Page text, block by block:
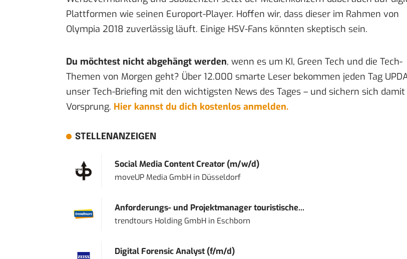
Plattformen wie seinen Europort-Player. Hoffen wir, dass dieser im Rahmen von
Olympia 2018 zuverlässig läuft. Einige HSV-Fans könnten skeptisch sein.
Du möchtest nicht abgehängt werden, wenn es um KI, Green Tech und die Tech-
Themen von Morgen geht? Über 12.000 smarte Leser bekommen jeden Tag
unser Tech-Briefing mit den wichtigsten News des Tages – und sichern sich
Vorsprung. Hier kannst du dich kostenlos anmelden.
STELLENANZEIGEN
Social Media Content Creator (m/w/d)
moveUP Media GmbHin Düsseldorf
Anforderungs- und Projektmanager touristische...
trendtours Holding GmbHin Eschborn
Digital Forensic Analyst (f/m/d)